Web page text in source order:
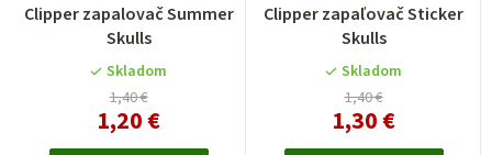
Clipper zapalovač Summer
Skulls
Skladom
1,40 €
1,20 €
Clipper zapaľovač Sticker
Skulls
Skladom
1,40 €
1,30 €